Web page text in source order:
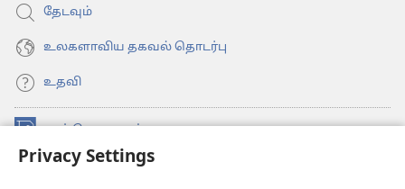
Privacy Settings
தேடவும்
உலகளாவிய தகவல் தொடர்பு
உதவி
நன்கொடைகள்
new